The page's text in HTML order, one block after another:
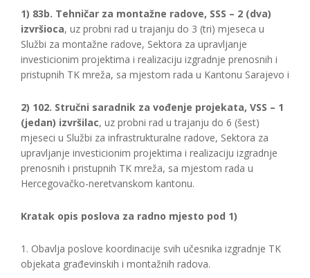
1) 83b. Tehničar za montažne radove, SSS – 2 (dva)
izvršioca, uz probni rad u trajanju do 3 (tri) mjeseca u
Službi za montažne radove, Sektora za upravljanje
investicionim projektima i realizaciju izgradnje prenosnih i
pristupnih TK mreža, sa mjestom rada u Kantonu Sarajevo i
2) 102. Stručni saradnik za vođenje projekata, VSS – 1
(jedan) izvršilac, uz probni rad u trajanju do 6 (šest)
mjeseci u Službi za infrastrukturalne radove, Sektora za
upravljanje investicionim projektima i realizaciju izgradnje
prenosnih i pristupnih TK mreža, sa mjestom rada u
Hercegovačko-neretvanskom kantonu.
Kratak opis poslova za radno mjesto pod 1)
1. Obavlja poslove koordinacije svih učesnika izgradnje TK
objekata građevinskih i montažnih radova.